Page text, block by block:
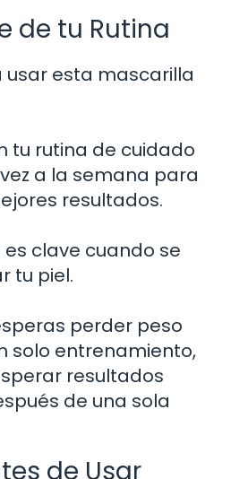
de tu Rutina
usar esta mascarilla
tu rutina de cuidado
a la semana para
resultados.
clave cuando se
tu piel.
perder peso
solo entrenamiento,
resultados
de una sola
de Usar